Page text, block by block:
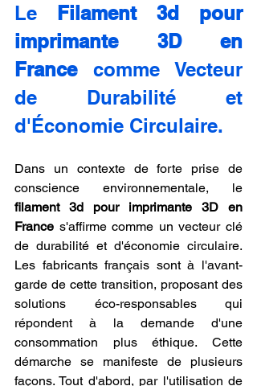
Le Filament 3d pour
imprimante 3D en
France comme Vecteur
de Durabilité et
d'Économie Circulaire.
Dans un contexte de forte prise de
filament 3d pour imprimante 3D en
France s'affirme comme un vecteur clé
de durabilité et d'économie circulaire.
Les fabricants français sont à l'avant-
garde de cette transition, proposant des
solutions éco-responsables qui
répondent à la demande d'une
consommation plus éthique. Cette
démarche se manifeste de plusieurs